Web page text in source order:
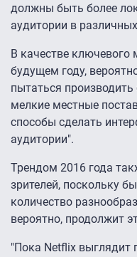
должны быть более
аудитории в
В качестве ключевого
будущем году,
пытаться
мелкие местные
способы сделать
аудитории".
Трендом 2016 года
зрителей, поскольку
количество
вероятно, продолжит
"Пока Netflix выглядит